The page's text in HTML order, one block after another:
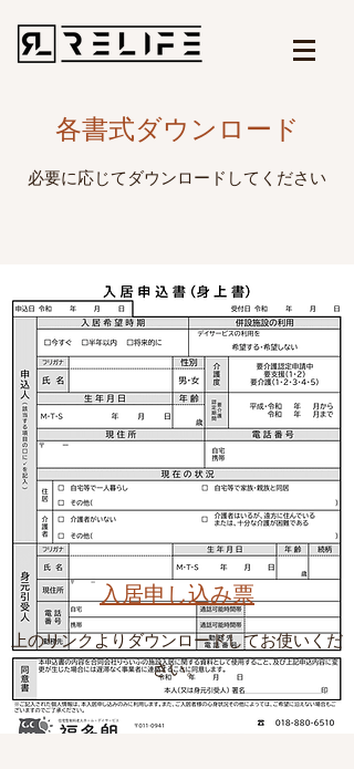
各書式ダウンロード
必要に応じてダウンロードしてください
入居申し込み票
上のリンクよりダウンロードしてお使いくだ
さい。